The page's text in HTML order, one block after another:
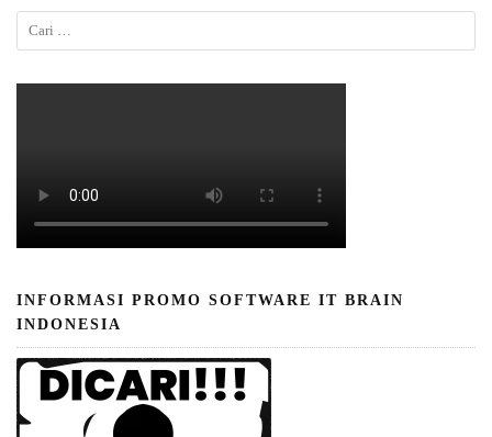
INFORMASI PROMO SOFTWARE IT BRAIN
INDONESIA